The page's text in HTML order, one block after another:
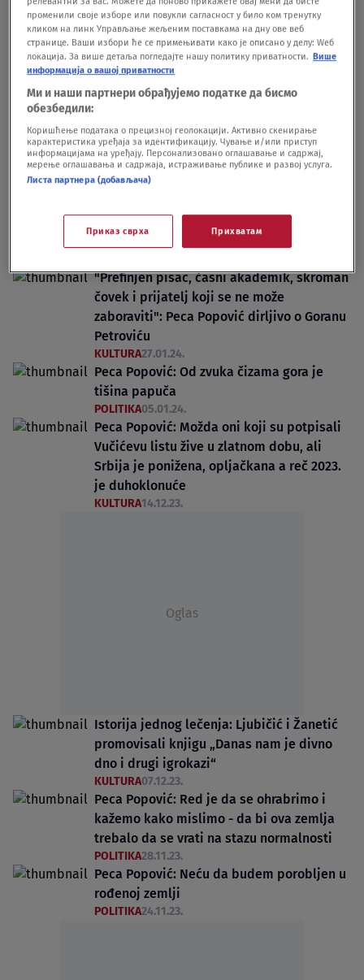
EMISIJE14.07.25.
Đavolji eliksiri predsednika SANU
KULTURA28.07.24. 6
Oglas
"Prefinjen pisac, časni akademik, skroman
čovek i prijatelj koji se ne može
zaboraviti": Peca Popović dirljivo o Goranu
Petroviću
KULTURA27.01.24.
Peca Popović: Od zvuka čizama gora je
tišina papuča
POLITIKA05.01.24.
Peca Popović: Možda oni koji su potpisali
Vučićevu listu žive u zlatnom dobu, ali
Srbija je ponižena, opljačkana a reč 2023.
je duhoklonuće
KULTURA14.12.23.
Oglas
Istorija jednog lečenja: Ljubičić i Žanetić
promovisali knjigu „Danas nam je divno
dno i drugi igrokazi“
KULTURA07.12.23.
Peca Popović: Red je da se ohrabrimo i
kažemo kako mislimo - da bi ova zemlja
trebalo da se vrati na stazu normalnosti
POLITIKA28.11.23.
Peca Popović: Neću da budem porobljen u
rođenoj zemlji
POLITIKA24.11.23.
променили своје изборе или повукли сагласност у било ком тренутку
кликом на линк Управљање жељеним поставкама на дну ове веб
странице. Ваши избори ће се примењивати како је описано у делу: Wеб
локација. За више детаља погледајте нашу политику приватности. Више
информација о вашој приватности
Ми и наши партнери обрађујемо податке да бисмо
обезбедили:
Коришћење података о прецизној геолокацији. Активно скенирање
карактеристика уређаја за идентификацију. Чување и/или приступ
информацијама на уређају. Персонализовано оглашавање и садржај,
мерење оглашавања и садржаја, истраживање публике и развој услуга.
Листа партнера (добављача)
Приказ сврха Прихватам